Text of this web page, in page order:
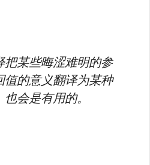
把某些晦涩难明的参
值的意义翻译为某种
会是有用的。